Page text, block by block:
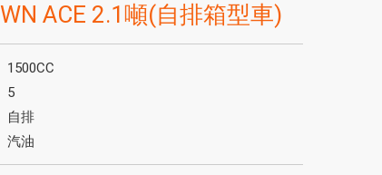
ACE 2.1噸(自排箱型車)
1500CC
5
自排
汽油